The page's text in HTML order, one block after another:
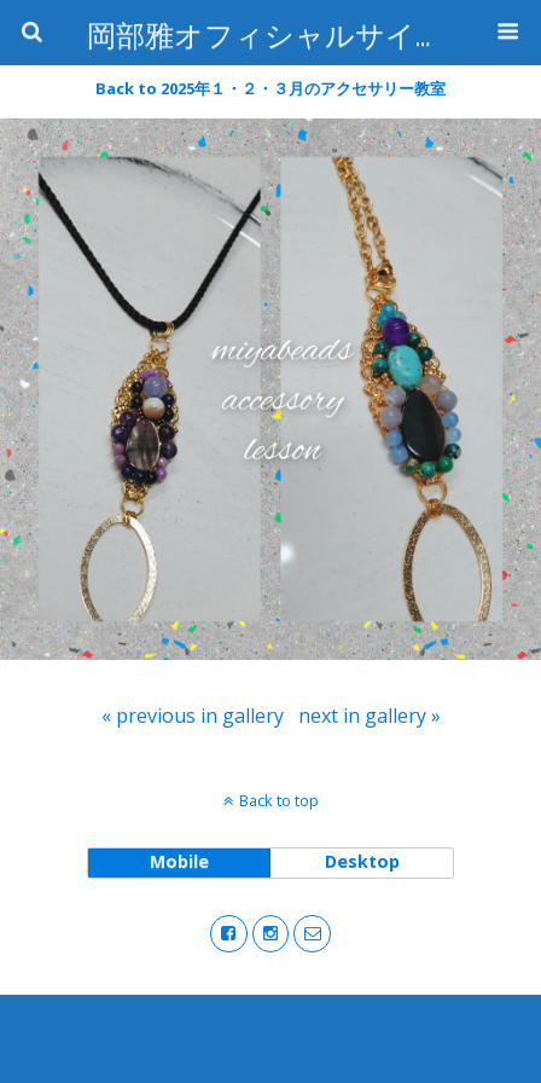
岡部雅オフィシャルサイト〜石の魅惑と数字のトリコ〜
Back to 2025年１・２・３月のアクセサリー教室
« previous in gallery next in gallery »
Back to top
Mobile Desktop